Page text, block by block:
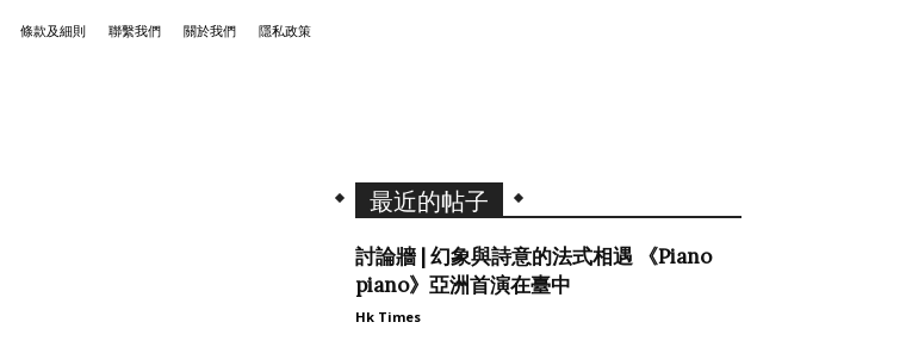
條款及細則 聯繫我們 關於我們 隱私政策
最近的帖子
討論牆 | 幻象與詩意的法式相遇 《Piano
piano》亞洲首演在臺中
Hk Times